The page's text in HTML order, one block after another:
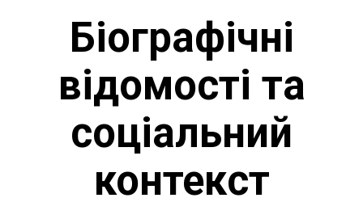
Біографічні
відомості та
соціальний
контекст